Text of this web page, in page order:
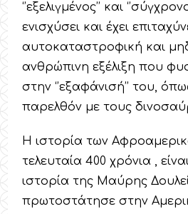
‘’εξελιγμένος’’ και
ενισχύσει και έχει
αυτοκαταστροφική και
ανθρώπινη εξέλιξη που
στην ‘’εξαφάνισή’’ του,
παρελθόν με τους
Η ιστορία των
τελευταία 400 χρόνια ,
ιστορία της Μαύρης
πρωτοστάτησε στην